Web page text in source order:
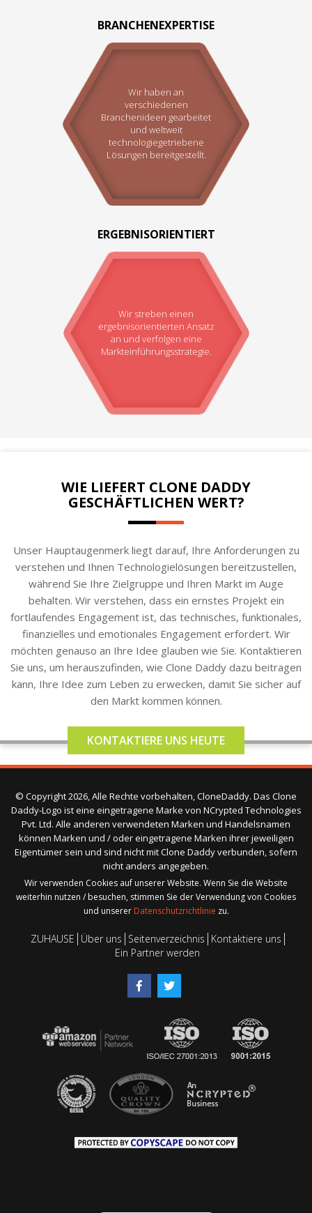
BRANCHENEXPERTISE
Wir haben an
verschiedenen
Branchenideen gearbeitet
und weltweit
technologiegetriebene
Lösungen bereitgestellt.
ERGEBNISORIENTIERT
Wir streben einen
ergebnisorientierten Ansatz
an und verfolgen eine
Markteinführungsstrategie.
WIE LIEFERT CLONE DADDY
GESCHÄFTLICHEN WERT?
Unser Hauptaugenmerk liegt darauf, Ihre Anforderungen zu
verstehen und Ihnen Technologielösungen bereitzustellen,
während Sie Ihre Zielgruppe und Ihren Markt im Auge
behalten. Wir verstehen, dass ein ernstes Projekt ein
fortlaufendes Engagement ist, das technisches, funktionales,
finanzielles und emotionales Engagement erfordert. Wir
möchten genauso an Ihre Idee glauben wie Sie. Kontaktieren
Sie uns, um herauszufinden, wie Clone Daddy dazu beitragen
kann, Ihre Idee zum Leben zu erwecken, damit Sie sicher auf
den Markt kommen können.
KONTAKTIERE UNS HEUTE
© Copyright 2026, Alle Rechte vorbehalten, CloneDaddy. Das Clone
Daddy-Logo ist eine eingetragene Marke von NCrypted Technologies
Pvt. Ltd. Alle anderen verwendeten Marken und Handelsnamen
können Marken und / oder eingetragene Marken ihrer jeweiligen
Eigentümer sein und sind nicht mit Clone Daddy verbunden, sofern
nicht anders angegeben.
Wir verwenden Cookies auf unserer Website. Wenn Sie die Website
weiterhin nutzen / besuchen, stimmen Sie der Verwendung von Cookies
und unserer Datenschutzrichtlinie zu.
ZUHAUSE Über uns Seitenverzeichnis Kontaktiere uns
Ein Partner werden